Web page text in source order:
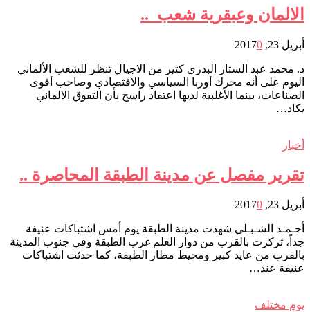
الالمان وعبقرية شعب ..
أبريل 23, 2017 0
د. محمد عبد الستار البدري كثير من الاجيال تنظر للشعب الألماني
اليوم على أنه محرك أوربا السياسي والاقتصادي وصاحب أقوى
الصناعات، بينما الأغلبية لديها اعتقاد راسخ بأن التفوق الالماني
يكاد…
أخبار
تقرير مفصل عن مدينة الطبقة المحاصرة ..
أبريل 23, 2017 0
أحـمـد الشـبـلي شهدت مدينة الطبقة يوم أمس اشتباكات عنيفة
جداً، تركزت بالقرب من دوار العلم غرب الطبقة وفي جنوب المدينة
بالقرب من عايد كبير ومحيط مطار الطبقة، كما حدثت اشتباكات
عنيفة عند…
يوم مختلف